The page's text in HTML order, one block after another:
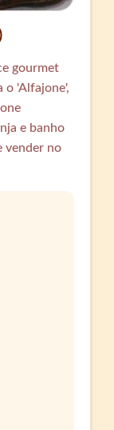
gourmet
o 'Alfajone',
e banho
vender no